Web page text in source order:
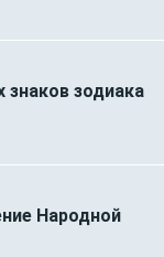
знаков зодиака
Народной